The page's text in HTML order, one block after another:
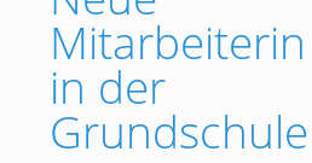
Mitarbeiterin
in der
Grundschule